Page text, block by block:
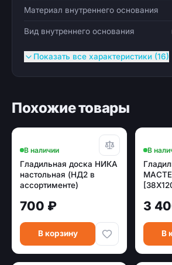
Материал внутреннего основания
Вид внутреннего основания
Показать все характеристики (16)
Похожие товары
В наличии
Гладильная доска НИКА
настольная (НД2 в
ассортименте)
700 ₽
В корзину
В
3
В